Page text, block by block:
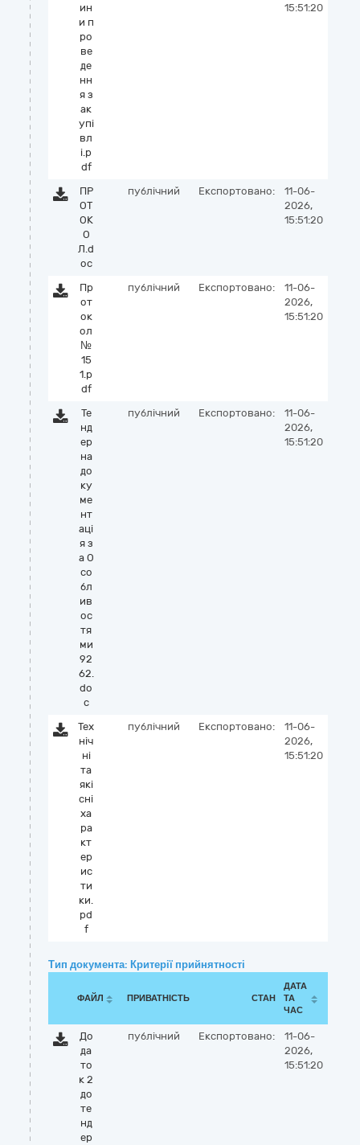
ин
и п
ро
ве
де
нн
я з
ак
упі
вл
і.p
df
15:51:20
ПР
ОТ
ОК
О
Л.d
oc
публічний Експортовано:
11-06-
2026,
15:51:20
Пр
от
ок
ол
№
15
1.p
df
публічний Експортовано:
11-06-
2026,
15:51:20
Те
нд
ер
на
до
ку
ме
нт
аці
я з
а О
со
бл
ив
ос
тя
ми
92
62.
do
c
публічний Експортовано:
11-06-
2026,
15:51:20
Тех
ніч
ні
та
які
сні
ха
ра
кт
ер
ис
ти
ки.
pd
f
публічний Експортовано:
11-06-
2026,
15:51:20
Тип документа: Критерії прийнятності
ФАЙЛ ПРИВАТНІСТЬ СТАН
ДАТА
ТА
ЧАС
До
да
то
к 2
до
те
нд
ер
публічний Експортовано:
11-06-
2026,
15:51:20